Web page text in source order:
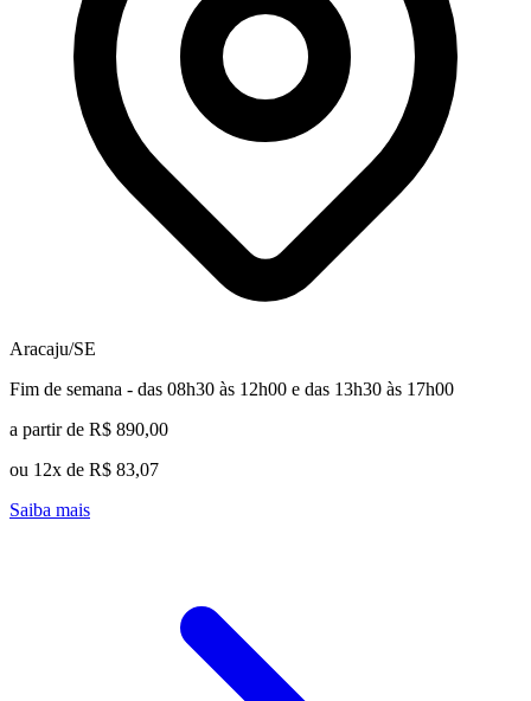
Aracaju/SE
Fim de semana - das 08h30 às 12h00 e das 13h30 às 17h00
a partir de R$ 890,00
ou 12x de R$ 83,07
Saiba mais